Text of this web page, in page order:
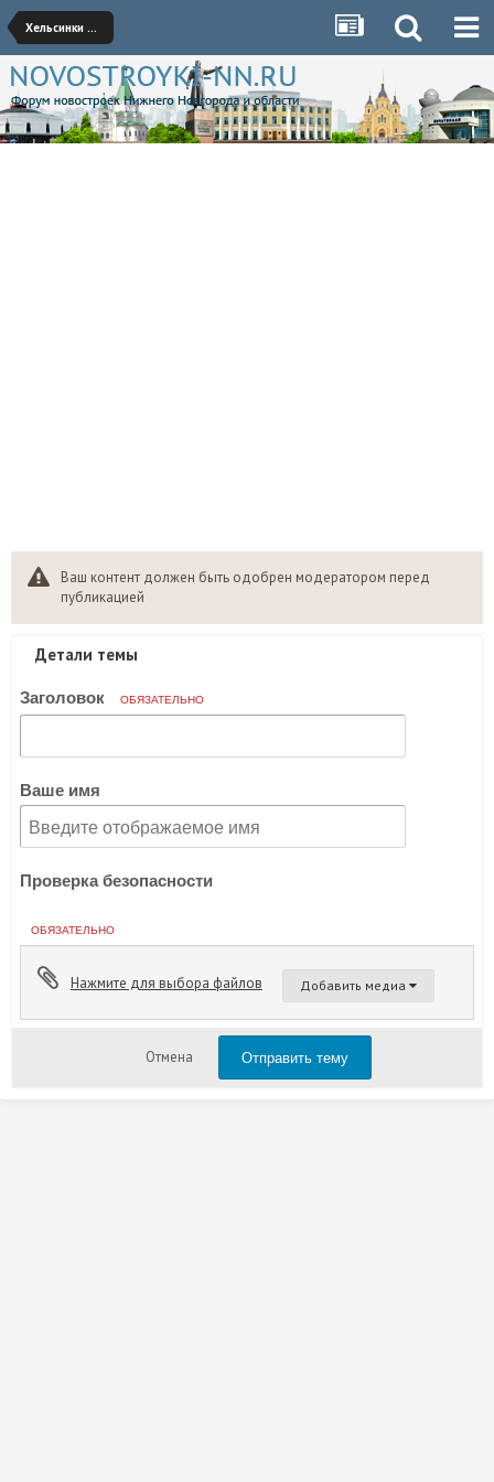
Хельсинки Клуб
Ваш контент должен быть одобрен модератором перед
публикацией
Детали темы
Заголовок ОБЯЗАТЕЛЬНО
Ваше имя
Проверка безопасности
ОБЯЗАТЕЛЬНО
Нажмите для выбора файлов Добавить медиа
Отмена Отправить тему